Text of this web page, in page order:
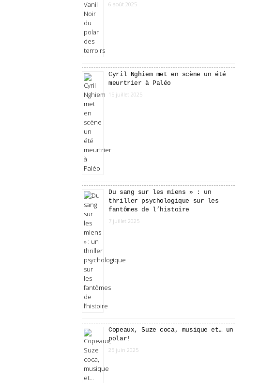
6 août 2025
Cyril Nghiem met en scène un été
meurtrier à Paléo
15 juillet 2025
Du sang sur les miens » : un
thriller psychologique sur les
fantômes de l’histoire
7 juillet 2025
Copeaux, Suze coca, musique et… un
polar!
25 juin 2025